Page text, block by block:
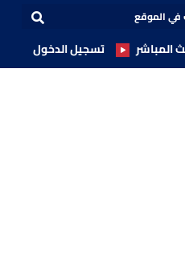
المباشر تسجيل الدخول